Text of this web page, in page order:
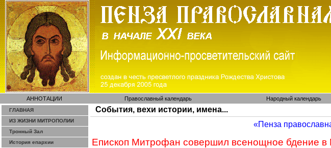
АННОТАЦИИ Православный календарь Народный календарь
ГЛАВНАЯ
ИЗ ЖИЗНИ МИТРОПОЛИИ
Тронный Зал
История епархии
События, вехи истории, имена...
«Пенза
Епископ Митрофан совершил всенощное бдение в